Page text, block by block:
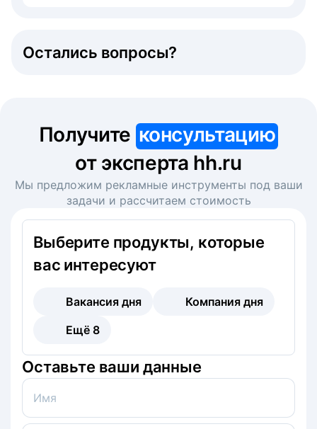
Остались вопросы?
Получите консультацию
от эксперта hh.ru
Мы предложим рекламные инструменты под ваши
задачи и рассчитаем стоимость
Выберите продукты, которые
вас интересуют
Вакансия дня
Компания дня
Ещё 8
Оставьте ваши данные
Имя